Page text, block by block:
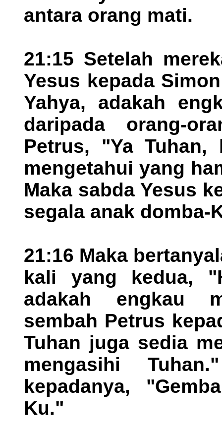
antara orang mati.
21:15 Setelah
Yesus kepada
Yahya, adakah
daripada orang-
Petrus, "Ya Tuhan,
mengetahui yang
Maka sabda Yesus
segala anak domba-
21:16 Maka
kali yang kedua,
adakah engkau
sembah Petrus
Tuhan juga sedia
mengasihi
kepadanya,
Ku."